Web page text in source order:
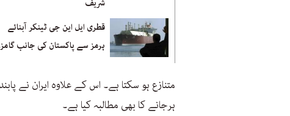
شریف
قطری ایل این جی ٹینکر آبنائے
ہرمز سے پاکستان کی جانب
متنازع ہو سکتا ہے۔ اس کے علاوہ ایران نے
ہرجانے کا بھی مطالبہ کیا ہے۔